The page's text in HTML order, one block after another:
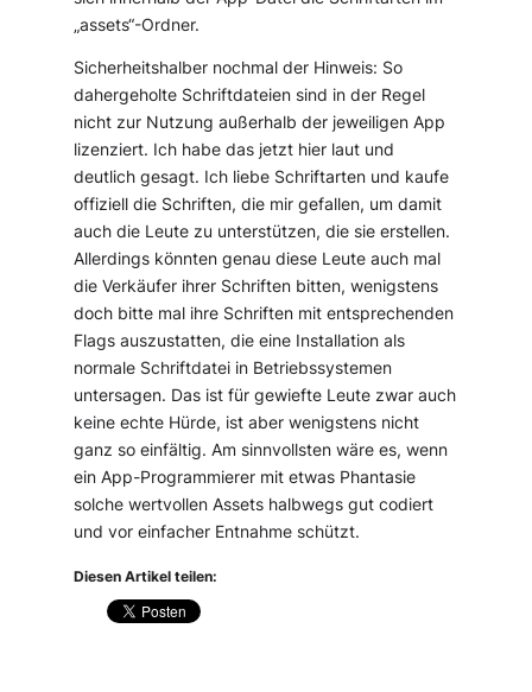
„assets“-Ordner.
Sicherheitshalber nochmal der Hinweis: So
dahergeholte Schriftdateien sind in der Regel
nicht zur Nutzung außerhalb der jeweiligen App
lizenziert. Ich habe das jetzt hier laut und
deutlich gesagt. Ich liebe Schriftarten und kaufe
offiziell die Schriften, die mir gefallen, um damit
auch die Leute zu unterstützen, die sie erstellen.
Allerdings könnten genau diese Leute auch mal
die Verkäufer ihrer Schriften bitten, wenigstens
doch bitte mal ihre Schriften mit entsprechenden
Flags auszustatten, die eine Installation als
normale Schriftdatei in Betriebssystemen
untersagen. Das ist für gewiefte Leute zwar auch
keine echte Hürde, ist aber wenigstens nicht
ganz so einfältig. Am sinnvollsten wäre es, wenn
ein App-Programmierer mit etwas Phantasie
solche wertvollen Assets halbwegs gut codiert
und vor einfacher Entnahme schützt.
Diesen Artikel teilen: